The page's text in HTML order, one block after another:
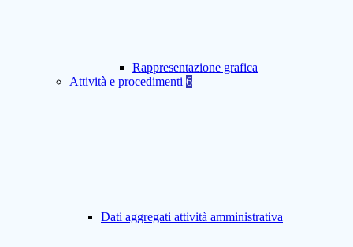
Rappresentazione grafica
Attività e procedimenti 6
Dati aggregati attività amministrativa